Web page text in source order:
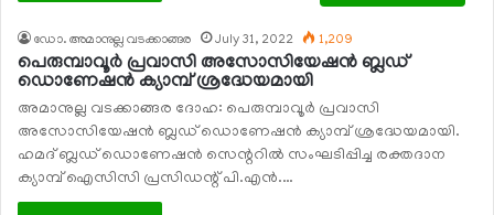
ഡോ. അമാനുല്ല വടക്കാങ്ങര July 31, 2022 1,209
പെരുമ്പാവൂര്‍ പ്രവാസി അസോസിയേഷന്‍ ബ്ലഡ്
ഡൊണേഷന്‍ ക്യാമ്പ് ശ്രദ്ധേയമായി
അമാനുല്ല വടക്കാങ്ങര ദോഹ: പെരുമ്പാവൂര്‍ പ്രവാസി
അസോസിയേഷന്‍ ബ്ലഡ് ഡൊണേഷന്‍ ക്യാമ്പ് ശ്രദ്ധേയമായി.
ഹമദ് ബ്ലഡ് ഡൊണേഷന്‍ സെന്ററില്‍ സംഘടിപ്പിച്ച രക്തദാന
ക്യാമ്പ് ഐസിസി പ്രസിഡന്റ് പി.എന്‍.…